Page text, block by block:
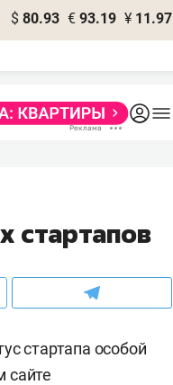
$ 80.93 € 93.19 ¥ 11.97
стартапов
стартапа особой
сайте